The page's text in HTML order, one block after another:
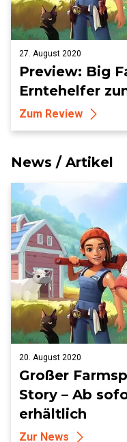
27. August 2020
Preview: Big
Erntehelfer
Zum Review
News / Artikel
20. August 2020
Großer
Story – Ab
erhältlich
Zur News